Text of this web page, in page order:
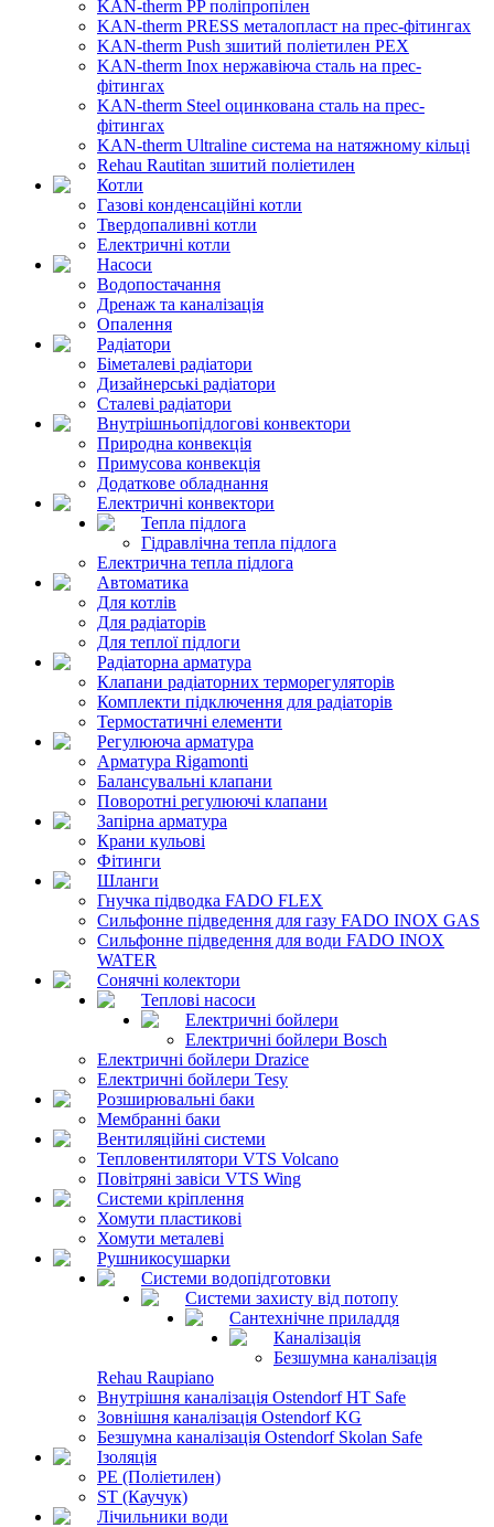
KAN-therm PP поліпропілен
KAN-therm PRESS металопласт на прес-фітингах
KAN-therm Push зшитий поліетилен PEX
KAN-therm Inox нержавіюча сталь на прес-
фітингах
KAN-therm Steel оцинкована сталь на прес-
фітингах
KAN-therm Ultraline система на натяжному кільці
Rehau Rautitan зшитий поліетилен
Котли
Газові конденсаційні котли
Твердопаливні котли
Електричні котли
Насоси
Водопостачання
Дренаж та каналізація
Опалення
Радіатори
Біметалеві радіатори
Дизайнерські радіатори
Сталеві радіатори
Внутрішньопідлогові конвектори
Природна конвекція
Примусова конвекція
Додаткове обладнання
Електричні конвектори
Тепла підлога
Гідравлічна тепла підлога
Електрична тепла підлога
Автоматика
Для котлів
Для радіаторів
Для теплої підлоги
Радіаторна арматура
Клапани радіаторних терморегуляторів
Комплекти підключення для радіаторів
Термостатичні елементи
Регулююча арматура
Арматура Rigamonti
Балансувальні клапани
Поворотні регулюючі клапани
Запірна арматура
Крани кульові
Фітинги
Шланги
Гнучка підводка FADO FLEX
Сильфонне підведення для газу FADO INOX GAS
Сильфонне підведення для води FADO INOX
WATER
Сонячні колектори
Теплові насоси
Електричні бойлери
Електричні бойлери Bosch
Електричні бойлери Drazice
Електричні бойлери Tesy
Розширювальні баки
Мембранні баки
Вентиляційні системи
Тепловентилятори VTS Volcano
Повітряні завіси VTS Wing
Системи кріплення
Хомути пластикові
Хомути металеві
Рушникосушарки
Системи водопідготовки
Системи захисту від потопу
Сантехнічне приладдя
Каналізація
Безшумна каналізація
Rehau Raupiano
Внутрішня каналізація Ostendorf HT Safe
Зовнішня каналізація Ostendorf KG
Безшумна каналізація Ostendorf Skolan Safe
Ізоляція
PE (Поліетилен)
ST (Каучук)
Лічильники води